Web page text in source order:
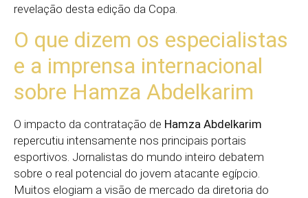
revelação desta edição da Copa.
O que dizem os especialistas
e a imprensa internacional
sobre Hamza Abdelkarim
O impacto da contratação de Hamza Abdelkarim
repercutiu intensamente nos principais portais
esportivos. Jornalistas do mundo inteiro debatem
sobre o real potencial do jovem atacante egípcio.
Muitos elogiam a visão de mercado da diretoria do